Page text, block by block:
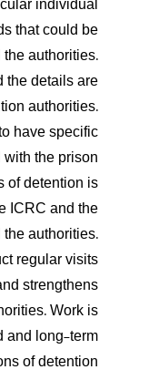
individual
that could be
authorities.
the details are
authorities.
have specific
the prison
of detention is
ICRC and the
authorities.
regular visits
strengthens
Work is
and long-term
of detention